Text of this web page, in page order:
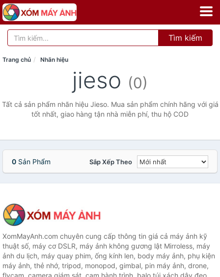
Tìm kiếm
Trang chủ Nhãn hiệu
jieso (0)
Tất cả sản phẩm nhãn hiệu Jieso. Mua sản phẩm chính hãng với giá
tốt nhất, giao hàng tận nhà miễn phí, thu hộ COD
0 Sản Phẩm Sắp Xếp Theo
XomMayAnh.com chuyên cung cấp thông tin giá cả máy ảnh kỹ
thuật số, máy cơ DSLR, máy ảnh không gương lật Mirroless, máy
ảnh du lịch, máy quay phim, ống kính len, body máy ảnh, phụ kiện
máy ảnh, thẻ nhớ, tripod, monopod, gimbal, pin máy ảnh, drone,
flycam, camera giám sát, cam hành trình, balo túi xách dây đeo